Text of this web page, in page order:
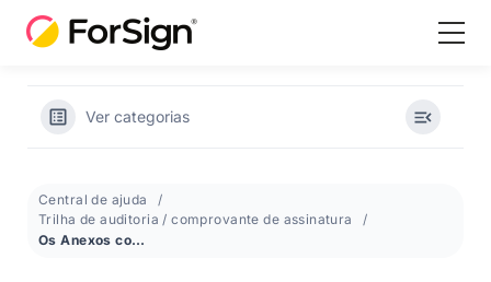
Ver categorias
Central de ajuda
Trilha de auditoria / comprovante de assinatura
Os Anexos coletados via ForSign passam por alguma validação anti-fraude?